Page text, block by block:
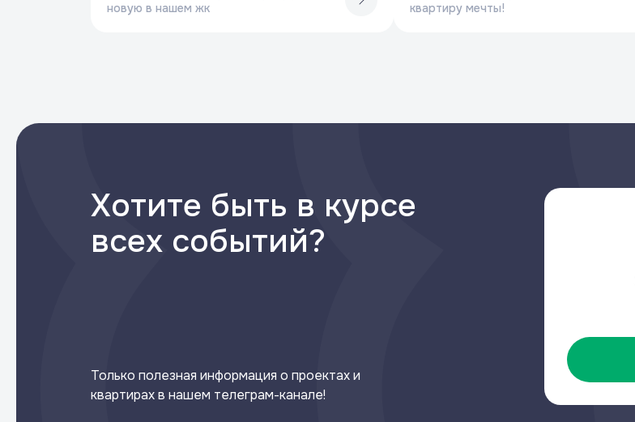
новую в нашем жк
квартиру мечты!
Хотите быть в курсе
всех событий?
Только полезная информация о проектах и
квартирах в нашем телеграм-канале!